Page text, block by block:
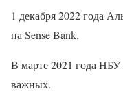
1 декабря 2022 года
на Sense Bank.
В марте 2021 года
важных.